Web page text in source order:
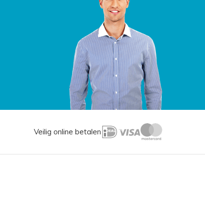
Veilig online betalen